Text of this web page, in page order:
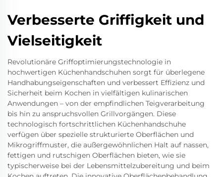
Verbesserte Griffigkeit und
Vielseitigkeit
Revolutionäre Griffoptimierungstechnologie in
hochwertigen Küchenhandschuhen sorgt für überlegene
Handhabungseigenschaften und verbessert Effizienz und
Sicherheit beim Kochen in vielfältigen kulinarischen
Anwendungen – von der empfindlichen Teigverarbeitung
bis hin zu anspruchsvollen Grillvorgängen. Diese
technologisch fortschrittlichen Küchenhandschuhe
verfügen über spezielle strukturierte Oberflächen und
Mikrogriffmuster, die außergewöhnlichen Halt auf nassen,
fettigen und rutschigen Oberflächen bieten, wie sie
typischerweise bei der Lebensmittelzubereitung und beim